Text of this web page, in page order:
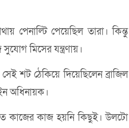
পেনাল্টি পেয়েছিল তারা। কিন্তু
মিসের যন্ত্রণায়।
শট ঠেকিয়ে দিয়েছিলেন ব্রাজিল
অধিনায়ক।
কাজের কাজ হয়নি কিছুই। উলটো